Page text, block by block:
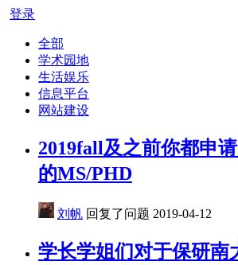
登录
全部
学术园地
生活娱乐
信息平台
网站建设
2019fall及之前你都申
的MS/PHD
刘帆 回复了问题 2019-04-12
学长学姐们对于保研南